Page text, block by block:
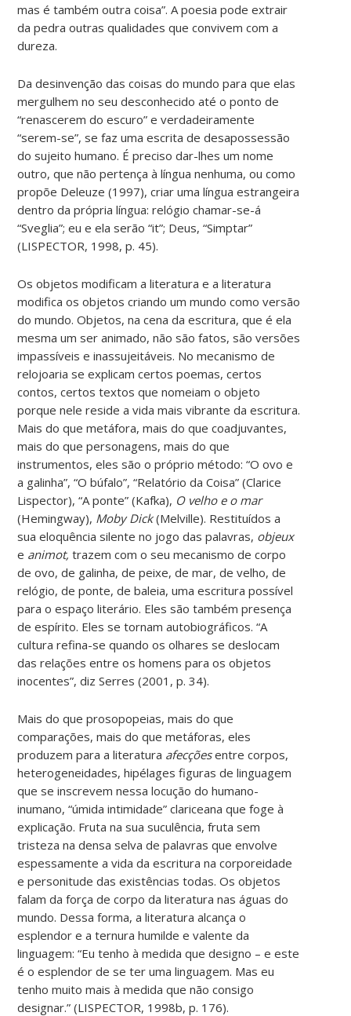
mas é também outra coisa”. A poesia pode extrair
da pedra outras qualidades que convivem com a
dureza.
Da desinvenção das coisas do mundo para que elas
mergulhem no seu desconhecido até o ponto de
“renascerem do escuro” e verdadeiramente
“serem-se”, se faz uma escrita de desapossessão
do sujeito humano. É preciso dar-lhes um nome
outro, que não pertença à língua nenhuma, ou como
propõe Deleuze (1997), criar uma língua estrangeira
dentro da própria língua: relógio chamar-se-á
“Sveglia”; eu e ela serão “it”; Deus, “Simptar”
(LISPECTOR, 1998, p. 45).
Os objetos modificam a literatura e a literatura
modifica os objetos criando um mundo como versão
do mundo. Objetos, na cena da escritura, que é ela
mesma um ser animado, não são fatos, são versões
impassíveis e inassujeitáveis. No mecanismo de
relojoaria se explicam certos poemas, certos
contos, certos textos que nomeiam o objeto
porque nele reside a vida mais vibrante da escritura.
Mais do que metáfora, mais do que coadjuvantes,
mais do que personagens, mais do que
instrumentos, eles são o próprio método: “O ovo e
a galinha”, “O búfalo”, “Relatório da Coisa” (Clarice
Lispector), “A ponte” (Kafka), O velho e o mar
(Hemingway), Moby Dick(Melville). Restituídos a
sua eloquência silente no jogo das palavras, objeux
e animot, trazem com o seu mecanismo de corpo
de ovo, de galinha, de peixe, de mar, de velho, de
relógio, de ponte, de baleia, uma escritura possível
para o espaço literário. Eles são também presença
de espírito. Eles se tornam autobiográficos. “A
cultura refina-se quando os olhares se deslocam
das relações entre os homens para os objetos
inocentes”, diz Serres (2001, p. 34).
Mais do que prosopopeias, mais do que
comparações, mais do que metáforas, eles
produzem para a literatura afecçõesentre corpos,
heterogeneidades, hipélages figuras de linguagem
que se inscrevem nessa locução do humano-
inumano, “úmida intimidade” clariceana que foge à
explicação. Fruta na sua suculência, fruta sem
tristeza na densa selva de palavras que envolve
espessamente a vida da escritura na corporeidade
e personitude das existências todas. Os objetos
falam da força de corpo da literatura nas águas do
mundo. Dessa forma, a literatura alcança o
esplendor e a ternura humilde e valente da
linguagem: “Eu tenho à medida que designo – e este
é o esplendor de se ter uma linguagem. Mas eu
tenho muito mais à medida que não consigo
designar.” (LISPECTOR, 1998b, p. 176).